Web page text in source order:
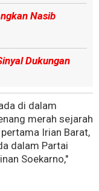
Nasib
Dukungan
di dalam
merah sejarah
Irian Barat,
dalam Partai
Soekarno,"